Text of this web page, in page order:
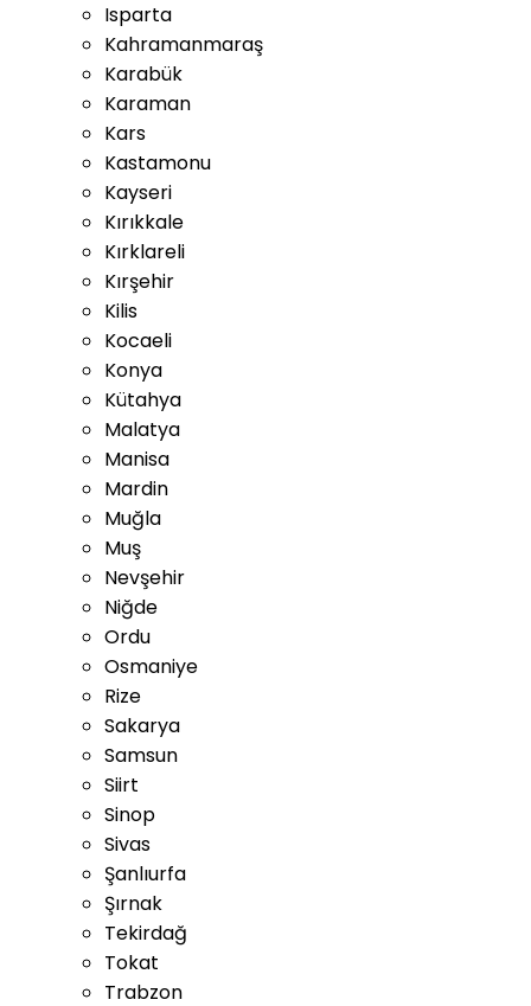
Isparta
Kahramanmaraş
Karabük
Karaman
Kars
Kastamonu
Kayseri
Kırıkkale
Kırklareli
Kırşehir
Kilis
Kocaeli
Konya
Kütahya
Malatya
Manisa
Mardin
Muğla
Muş
Nevşehir
Niğde
Ordu
Osmaniye
Rize
Sakarya
Samsun
Siirt
Sinop
Sivas
Şanlıurfa
Şırnak
Tekirdağ
Tokat
Trabzon